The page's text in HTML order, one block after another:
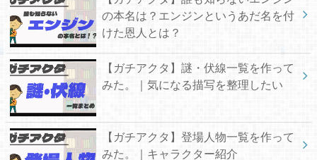
の本名は？エンジンというあだ名を付
けた恩人とは？
【ガチアクタ】謎・伏線一覧を作って
みた。｜気になる描写を整理したい
【ガチアクタ】登場人物一覧を作って
みた。｜キャラクター紹介